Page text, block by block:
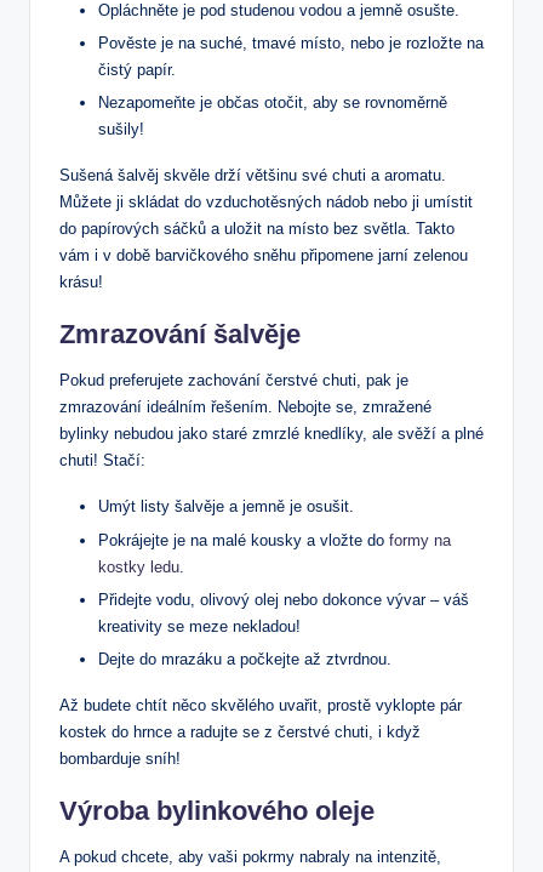
Opláchněte je ⁤pod ​studenou vodou a jemně ⁢osušte.
Pověste je na ⁣suché, tmavé místo, nebo ‌je ‍rozložte⁤ na
čistý ⁣papír.
Nezapomeňte⁢ je občas⁢ otočit, aby se rovnoměrně
‍sušily!
Sušená šalvěj ⁣skvěle drží ​většinu své⁤ chuti a aromatu.
Můžete ji‍ skládat do vzduchotěsných nádob nebo‌ ji umístit
do papírových sáčků a uložit na‍ místo bez světla.‌ Takto
vám i‌ v době barvičkového sněhu připomene jarní zelenou
krásu!
Zmrazování šalvěje
Pokud preferujete zachování čerstvé chuti, pak je
⁣zmrazování ideálním ​řešením.‍ Nebojte se,⁢ zmražené
bylinky nebudou jako staré zmrzlé knedlíky, ⁣ale​ svěží a plné
chuti! Stačí:
Umýt listy šalvěje ‍a jemně je osušit.
Pokrájejte ​je na malé kousky a vložte do⁣ formy na
kostky ledu
Přidejte vodu, olivový olej nebo dokonce ‍vývar – váš
kreativity se⁣ meze nekladou!
Dejte do mrazáku a počkejte až ztvrdnou.
Až budete chtít něco‌ skvělého uvařit, prostě vyklopte ⁢pár
‌kostek ⁤do ⁢hrnce ‌a radujte se z čerstvé ⁢chuti, i když
bombarduje⁣ sníh!
Výroba bylinkového oleje
A⁤ pokud chcete, aby ⁤vaši pokrmy nabraly ⁢na ⁤intenzitě,